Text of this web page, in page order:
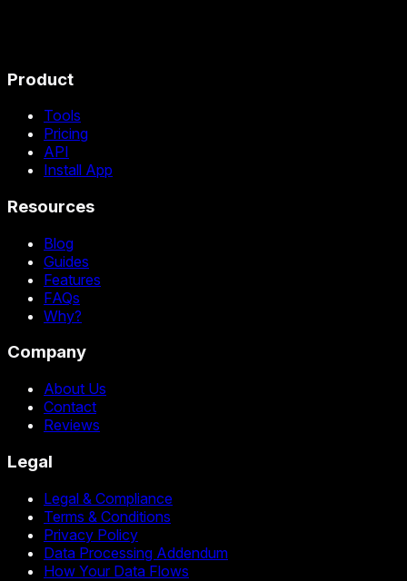
Product
Tools
Pricing
API
Install App
Resources
Blog
Guides
Features
FAQs
Why?
Company
About Us
Contact
Reviews
Legal
Legal & Compliance
Terms & Conditions
Privacy Policy
Data Processing Addendum
How Your Data Flows